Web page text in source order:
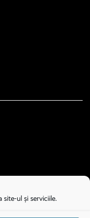
ul și serviciile.